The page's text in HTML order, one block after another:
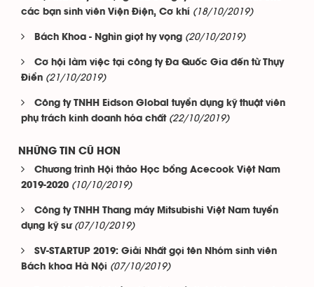
các bạn sinh viên Viện Điện, Cơ khí (18/10/2019)
Bách Khoa - Nghìn giọt hy vọng (20/10/2019)
Cơ hội làm việc tại công ty Đa Quốc Gia đến từ Thụy
Điển (21/10/2019)
Công ty TNHH Eidson Global tuyển dụng kỹ thuật viên
phụ trách kinh doanh hóa chất (22/10/2019)
NHỮNG TIN CŨ HƠN
Chương trình Hội thảo Học bổng Acecook Việt Nam
2019-2020 (10/10/2019)
Công ty TNHH Thang máy Mitsubishi Việt Nam tuyển
dụng kỹ sư (07/10/2019)
SV-STARTUP 2019: Giải Nhất gọi tên Nhóm sinh viên
Bách khoa Hà Nội (07/10/2019)